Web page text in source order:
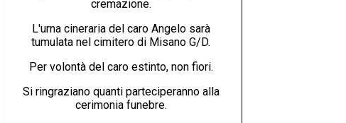
cremazione.
L'urna cineraria del caro Angelo sarà
tumulata nel cimitero di Misano G/D.
Per volontà del caro estinto, non fiori.
Si ringraziano quanti parteciperanno alla
cerimonia funebre.